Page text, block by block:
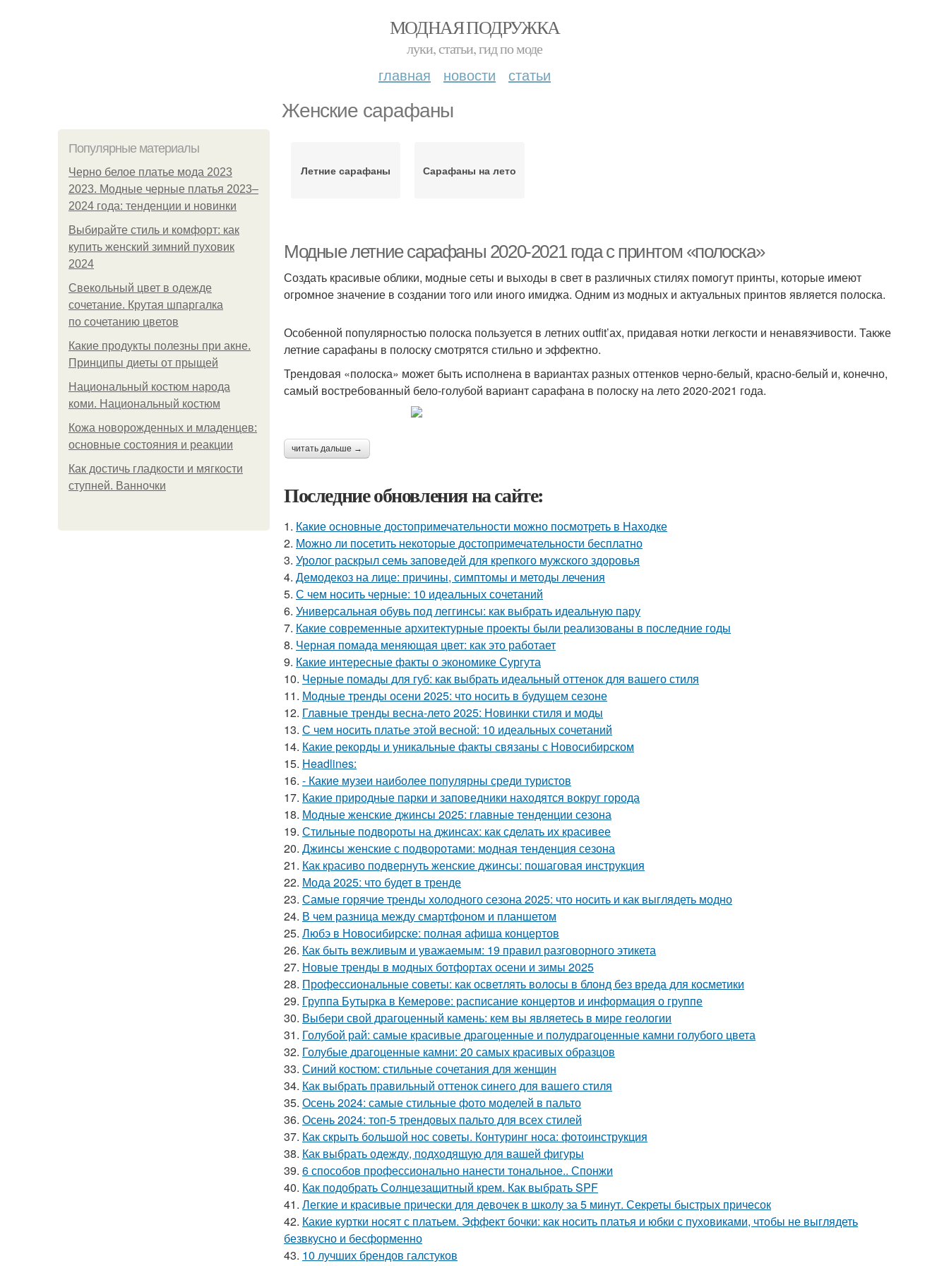
МОДНАЯ ПОДРУЖКА
луки, статьи, гид по моде
главная новости статьи
Женские сарафаны
Популярные материалы
Черно белое платье мода 2023
2023. Модные черные платья 2023–
2024 года: тенденции и новинки
Выбирайте стиль и комфорт: как
купить женский зимний пуховик
2024
Свекольный цвет в одежде
сочетание. Крутая шпаргалка
по сочетанию цветов
Какие продукты полезны при акне.
Принципы диеты от прыщей
Национальный костюм народа
коми. Национальный костюм
Кожа новорожденных и младенцев:
основные состояния и реакции
Как достичь гладкости и мягкости
ступней. Ванночки
Летние сарафаны Сарафаны на лето
Модные летние сарафаны 2020-2021 года с принтом «полоска»
Создать красивые облики, модные сеты и выходы в свет в различных стилях помогут принты, которые имеют
огромное значение в создании того или иного имиджа. Одним из модных и актуальных принтов является полоска.
Особенной популярностью полоска пользуется в летних outfit’ах, придавая нотки легкости и ненавязчивости. Также
летние сарафаны в полоску смотрятся стильно и эффектно.
Трендовая «полоска» может быть исполнена в вариантах разных оттенков черно-белый, красно-белый и, конечно,
самый востребованный бело-голубой вариант сарафана в полоску на лето 2020-2021 года.
читать дальше →
Последние обновления на сайте:
1. Какие основные достопримечательности можно посмотреть в Находке
2. Можно ли посетить некоторые достопримечательности бесплатно
3. Уролог раскрыл семь заповедей для крепкого мужского здоровья
4. Демодекоз на лице: причины, симптомы и методы лечения
5. С чем носить черные: 10 идеальных сочетаний
6. Универсальная обувь под леггинсы: как выбрать идеальную пару
7. Какие современные архитектурные проекты были реализованы в последние годы
8. Черная помада меняющая цвет: как это работает
9. Какие интересные факты о экономике Сургута
10. Черные помады для губ: как выбрать идеальный оттенок для вашего стиля
11. Модные тренды осени 2025: что носить в будущем сезоне
12. Главные тренды весна-лето 2025: Новинки стиля и моды
13. С чем носить платье этой весной: 10 идеальных сочетаний
14. Какие рекорды и уникальные факты связаны с Новосибирском
15. Headlines:
16. - Какие музеи наиболее популярны среди туристов
17. Какие природные парки и заповедники находятся вокруг города
18. Модные женские джинсы 2025: главные тенденции сезона
19. Стильные подвороты на джинсах: как сделать их красивее
20. Джинсы женские с подворотами: модная тенденция сезона
21. Как красиво подвернуть женские джинсы: пошаговая инструкция
22. Мода 2025: что будет в тренде
23. Самые горячие тренды холодного сезона 2025: что носить и как выглядеть модно
24. В чем разница между смартфоном и планшетом
25. Любэ в Новосибирске: полная афиша концертов
26. Как быть вежливым и уважаемым: 19 правил разговорного этикета
27. Новые тренды в модных ботфортах осени и зимы 2025
28. Профессиональные советы: как осветлять волосы в блонд без вреда для косметики
29. Группа Бутырка в Кемерове: расписание концертов и информация о группе
30. Выбери свой драгоценный камень: кем вы являетесь в мире геологии
31. Голубой рай: самые красивые драгоценные и полудрагоценные камни голубого цвета
32. Голубые драгоценные камни: 20 самых красивых образцов
33. Синий костюм: стильные сочетания для женщин
34. Как выбрать правильный оттенок синего для вашего стиля
35. Осень 2024: самые стильные фото моделей в пальто
36. Осень 2024: топ-5 трендовых пальто для всех стилей
37. Как скрыть большой нос советы. Контуринг носа: фотоинструкция
38. Как выбрать одежду, подходящую для вашей фигуры
39. 6 способов профессионально нанести тональное.. Спонжи
40. Как подобрать Солнцезащитный крем. Как выбрать SPF
41. Легкие и красивые прически для девочек в школу за 5 минут. Секреты быстрых причесок
42. Какие куртки носят с платьем. Эффект бочки: как носить платья и юбки с пуховиками, чтобы не выглядеть
безвкусно и бесформенно
43. 10 лучших брендов галстуков